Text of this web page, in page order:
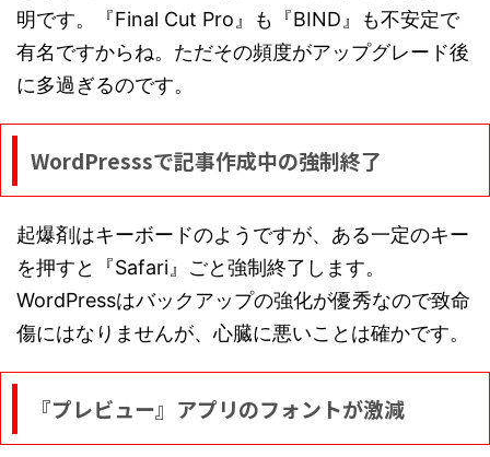
明です。『Final Cut Pro』も『BIND』も不安定で
有名ですからね。ただその頻度がアップグレード後
に多過ぎるのです。
WordPresssで記事作成中の強制終了
起爆剤はキーボードのようですが、ある一定のキー
を押すと『Safari』ごと強制終了します。
WordPressはバックアップの強化が優秀なので致命
傷にはなりませんが、心臓に悪いことは確かです。
『プレビュー』アプリのフォントが激減